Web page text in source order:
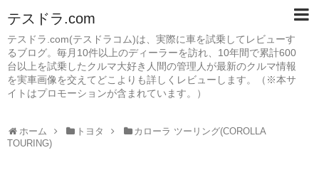
テスドラ.com
テスドラ.com(テスドラコム)は、実際に車を試乗してレビューす
るブログ。毎月10件以上のディーラーを訪れ、10年間で累計600
台以上を試乗したクルマ大好き人間の管理人が最新のクルマ情報
を実車画像を交えてどこよりも詳しくレビューします。（※本サ
イトはプロモーションが含まれています。）
ホーム トヨタ
カローラ ツーリング(COROLLA
TOURING)